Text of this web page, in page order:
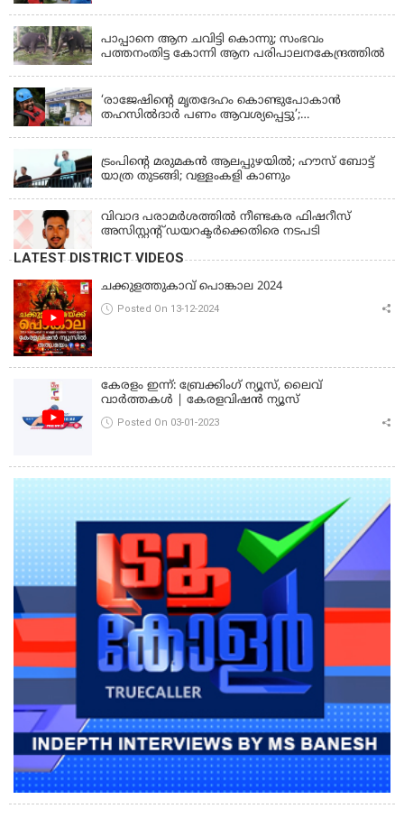
പാപ്പാനെ ആന ചവിട്ടി കൊന്നു; സംഭവം
പത്തനംതിട്ട കോന്നി ആന പരിപാലനകേന്ദ്രത്തിൽ
‘രാജേഷിന്‍റെ മൃതദേഹം കൊണ്ടുപോകാന്‍
തഹസില്‍ദാര്‍ പണം ആവശ്യപ്പെട്ടു’;
ട്രംപിന്റെ മരുമകന്‍ ആലപ്പുഴയില്‍; ഹൗസ് ബോട്ട്
യാത്ര തുടങ്ങി; വള്ളംകളി കാണും
വിവാദ പരാമര്‍ശത്തില്‍ നീണ്ടകര ഫിഷറീസ്
അസിസ്റ്റന്റ് ഡയറക്ടര്‍ക്കെതിരെ നടപടി
LATEST DISTRICT VIDEOS
ചക്കുളത്തുകാവ് പൊങ്കാല 2024
Posted On 13-12-2024
കേരളം ഇന്ന്: ബ്രേക്കിംഗ് ന്യൂസ്, ലൈവ്
വാർത്തകൾ | കേരളവിഷൻ ന്യൂസ്
Posted On 03-01-2023